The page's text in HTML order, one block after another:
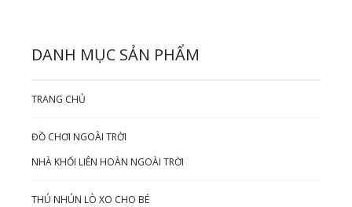
DANH MỤC SẢN PHẨM
TRANG CHỦ
ĐỒ CHƠI NGOÀI TRỜI
NHÀ KHỐI LIÊN HOÀN NGOÀI TRỜI
THÚ NHÚN LÒ XO CHO BÉ